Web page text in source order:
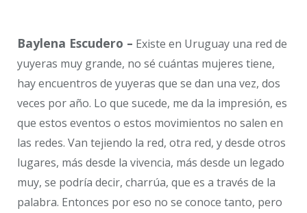
Baylena Escudero – Existe en Uruguay una red de
yuyeras muy grande, no sé cuántas mujeres tiene,
hay encuentros de yuyeras que se dan una vez, dos
veces por año. Lo que sucede, me da la impresión, es
que estos eventos o estos movimientos no salen en
las redes. Van tejiendo la red, otra red, y desde otros
lugares, más desde la vivencia, más desde un legado
muy, se podría decir, charrúa, que es a través de la
palabra. Entonces por eso no se conoce tanto, pero